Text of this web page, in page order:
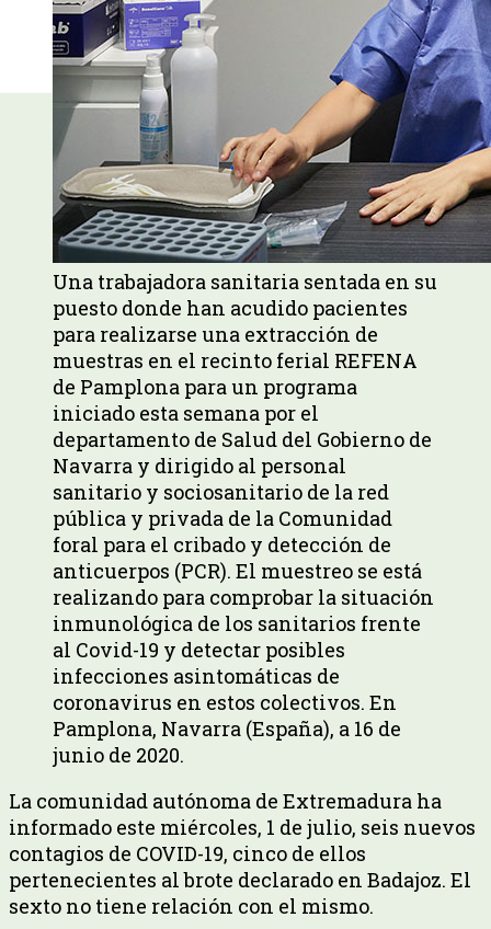
Una trabajadora sanitaria sentada en su
puesto donde han acudido pacientes
para realizarse una extracción de
muestras en el recinto ferial REFENA
de Pamplona para un programa
iniciado esta semana por el
departamento de Salud del Gobierno de
Navarra y dirigido al personal
sanitario y sociosanitario de la red
pública y privada de la Comunidad
foral para el cribado y detección de
anticuerpos (PCR). El muestreo se está
realizando para comprobar la situación
inmunológica de los sanitarios frente
al Covid-19 y detectar posibles
infecciones asintomáticas de
coronavirus en estos colectivos. En
Pamplona, Navarra (España), a 16 de
junio de 2020.
La comunidad autónoma de Extremadura ha
informado este miércoles, 1 de julio, seis nuevos
contagios de COVID-19, cinco de ellos
pertenecientes al brote declarado en Badajoz. El
sexto no tiene relación con el mismo.